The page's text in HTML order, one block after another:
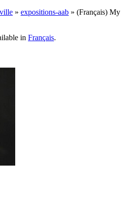
» expositions-aab » (Français) My
in Français.